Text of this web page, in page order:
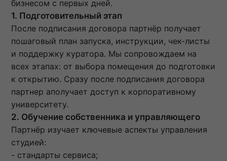
бизнесом с первых дней.
1. Подготовительный этап
После подписания договора партнёр получает
пошаговый план запуска, инструкции, чек-листы
и поддержку куратора. Мы сопровождаем на
всех этапах: от выбора помещения до подготовки
к открытию. Сразу после подписания договора
партнер аполучает доступ к корпоративному
университету.
2. Обучение собственника и управляющего
Партнёр изучает ключевые аспекты управления
студией:
- стандарты сервиса;